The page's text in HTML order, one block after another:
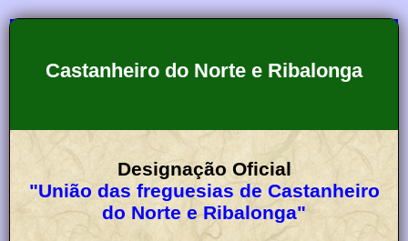
Castanheiro do Norte e Ribalonga
Designação Oficial
"União das freguesias de Castanheiro
do Norte e Ribalonga"